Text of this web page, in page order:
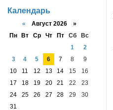
Календарь
« Август 2026 »
Пн
Вт Ср Чт Пт Сб
Вс
1
2
3
4 5 6 7 8
9
10
11 12 13 14 15
16
17
18 19 20 21 22
23
24
25 26 27 28 29
30
31